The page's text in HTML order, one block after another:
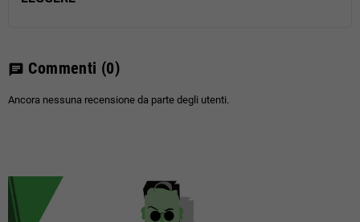
chat Commenti (0)
Ancora nessuna recensione da parte degli utenti.